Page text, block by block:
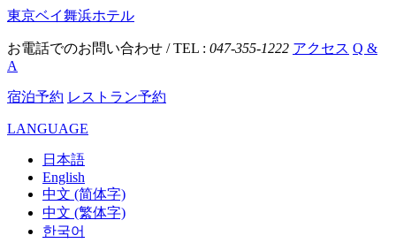
東京ベイ舞浜ホテル
お電話でのお問い合わせ / TEL : 047-355-1222 アクセス Q &
A
宿泊予約 レストラン予約
LANGUAGE
日本語
English
中文 (简体字)
中文 (繁体字)
한국어